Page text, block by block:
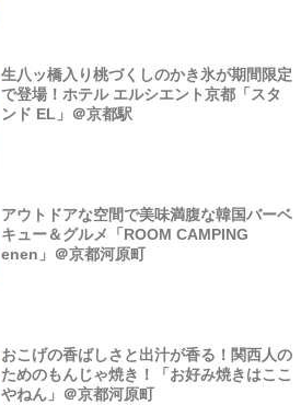
生八ッ橋入り桃づくしのかき氷が期間限定
で登場！ホテル エルシエント京都「スタ
ンド EL」＠京都駅
アウトドアな空間で美味満腹な韓国バーベ
キュー＆グルメ「ROOM CAMPING
enen」＠京都河原町
おこげの香ばしさと出汁が香る！関西人の
ためのもんじゃ焼き！「お好み焼きはここ
やねん」＠京都河原町